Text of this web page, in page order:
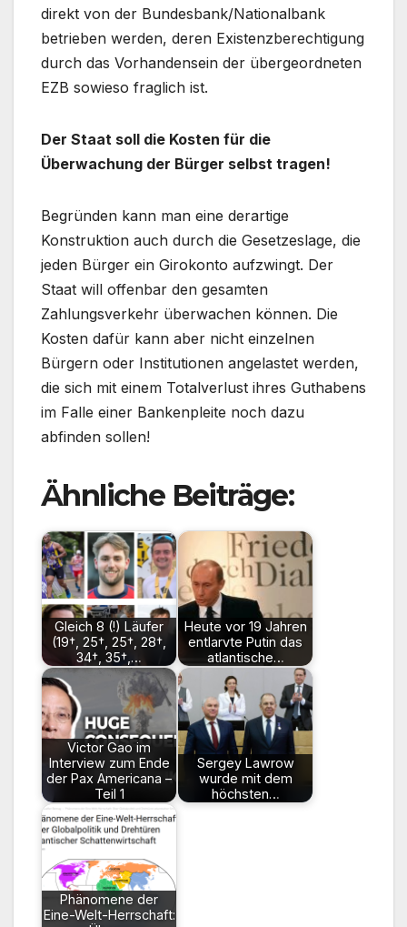
direkt von der Bundesbank/Nationalbank
betrieben werden, deren Existenzberechtigung
durch das Vorhandensein der übergeordneten
EZB sowieso fraglich ist.
Der Staat soll die Kosten für die
Überwachung der Bürger selbst tragen!
Begründen kann man eine derartige
Konstruktion auch durch die Gesetzeslage, die
jeden Bürger ein Girokonto aufzwingt. Der
Staat will offenbar den gesamten
Zahlungsverkehr überwachen können. Die
Kosten dafür kann aber nicht einzelnen
Bürgern oder Institutionen angelastet werden,
die sich mit einem Totalverlust ihres Guthabens
im Falle einer Bankenpleite noch dazu
abfinden sollen!
Ähnliche Beiträge:
Gleich 8 (!) Läufer
(19†, 25†, 25†, 28†,
34†, 35†,…
Heute vor 19 Jahren
entlarvte Putin das
atlantische…
Victor Gao im
Interview zum Ende
der Pax Americana –
Teil 1
Sergey Lawrow
wurde mit dem
höchsten…
Phänomene der
Eine-Welt-Herrschaft: